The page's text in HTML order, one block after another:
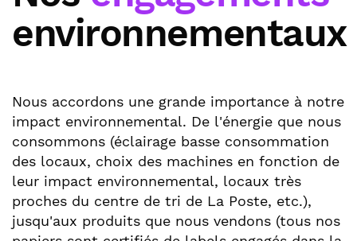
environnementaux
Nous accordons une grande importance à notre
impact environnemental. De l'énergie que nous
consommons (éclairage basse consommation
des locaux, choix des machines en fonction de
leur impact environnemental, locaux très
proches du centre de tri de La Poste, etc.),
jusqu'aux produits que nous vendons (tous nos